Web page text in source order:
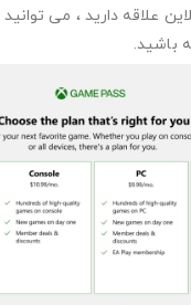
علاقه دارید ، می توانید
باشید.